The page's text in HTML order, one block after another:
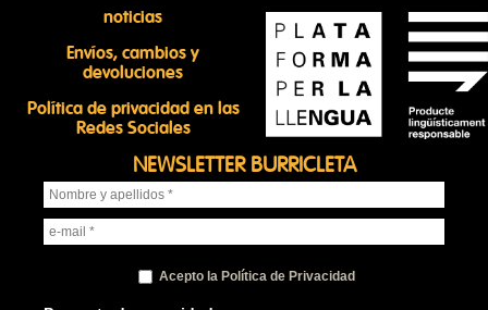
noticias
Envíos, cambios y
devoluciones
Política de privacidad en las
Redes Sociales
NEWSLETTER BURRICLETA
Acepto la Política de Privacidad